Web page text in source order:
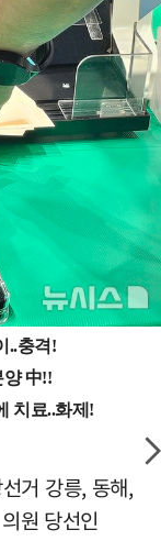
거 강릉, 동해,
원 당선인